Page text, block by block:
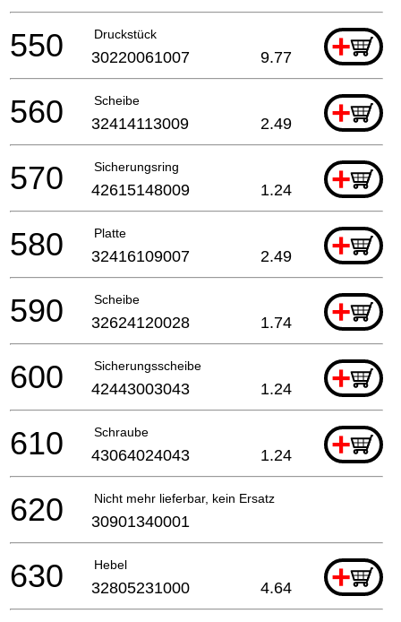
Druckstück +
550 30220061007 9.77
Scheibe +
560 32414113009 2.49
Sicherungsring +
570 42615148009 1.24
Platte +
580 32416109007 2.49
Scheibe +
590 32624120028 1.74
Sicherungsscheibe +
600 42443003043 1.24
Schraube +
610 43064024043 1.24
Nicht mehr lieferbar, kein Ersatz
620 30901340001
Hebel +
630 32805231000 4.64